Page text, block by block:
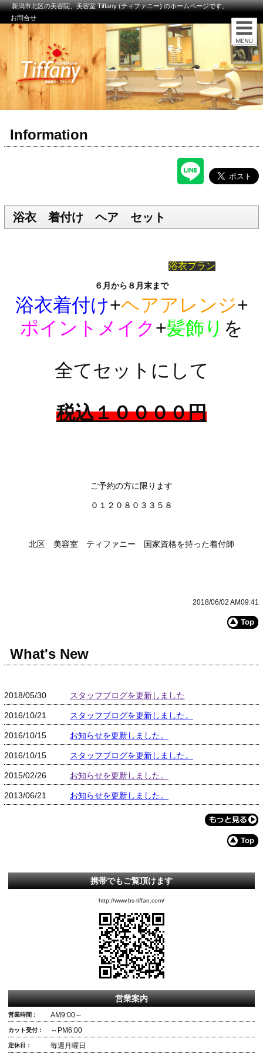
新潟市北区の美容院、美容室 Tiffany (ティファニー) のホームページです。
お問合せ
Information
浴衣 着付け ヘア セット
浴衣プラン
６月から８月末まで
浴衣着付け+ヘアアレンジ+
ポイントメイ ク+髪飾り を
全てセットにして
税込１００００円
ご予約の方に限ります
０１２０８０３３５８
北区 美容室 ティファニー 国家資格を持った着付師
2018/06/02 AM09:41
What's New
2018/05/30 スタッフブログを更新しました
2016/10/21 スタッフブログを更新しました。
2016/10/15 お知らせを更新しました。
2016/10/15 スタッフブログを更新しました。
2015/02/26 お知らせを更新しました。
2013/06/21 お知らせを更新しました。
携帯でもご覧頂けます
http://www.bs-tiffan.com/
営業案内
営業時間： AM9:00～
カット受付： ～PM6:00
定休日： 毎週月曜日